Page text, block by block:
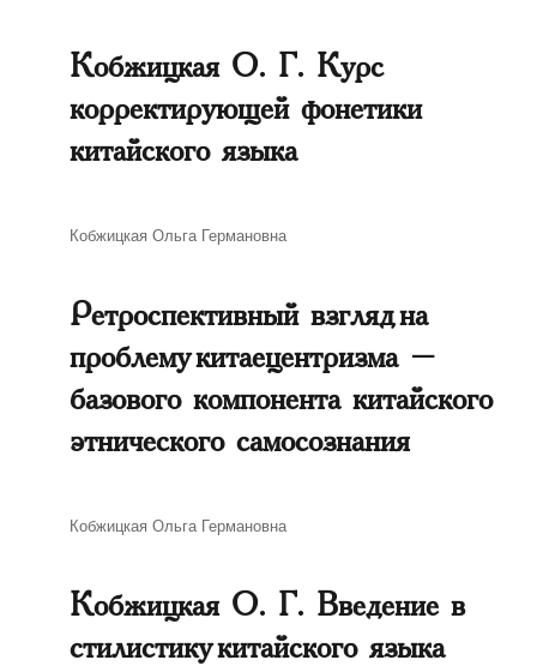
Кобжицкая О. Г. Курс
корректирующей фонетики
китайского языка
Автор
Кобжицкая Ольга Германовна
Ретроспективный взгляд на
проблему китаецентризма –
базового компонента китайского
этнического самосознания
Автор
Кобжицкая Ольга Германовна
Кобжицкая О. Г. Введение в
стилистику китайского языка